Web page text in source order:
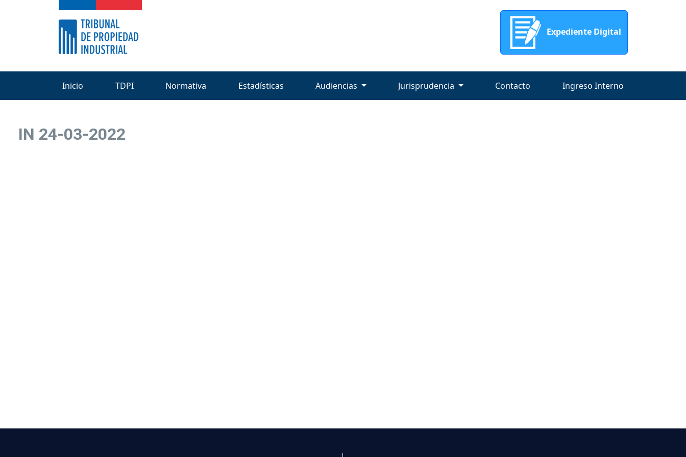
Expediente Digital
Inicio TDPI Normativa Estadísticas Audiencias Jurisprudencia Contacto Ingreso Interno
IN 24-03-2022